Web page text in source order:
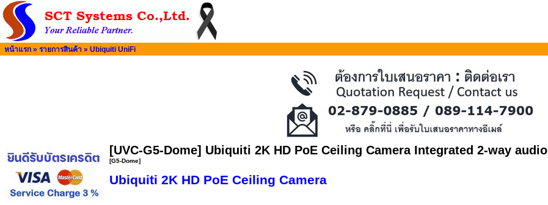
หน้าแรก » รายการสินค้า » Ubiquiti UniFi
[UVC-G5-Dome] Ubiquiti 2K HD PoE Ceiling Camera Integrated 2-way audio
[G5-Dome]
Ubiquiti 2K HD PoE Ceiling Camera